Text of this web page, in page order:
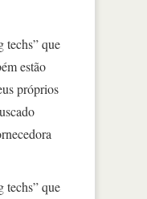
techs” que
estão
próprios
techs” que